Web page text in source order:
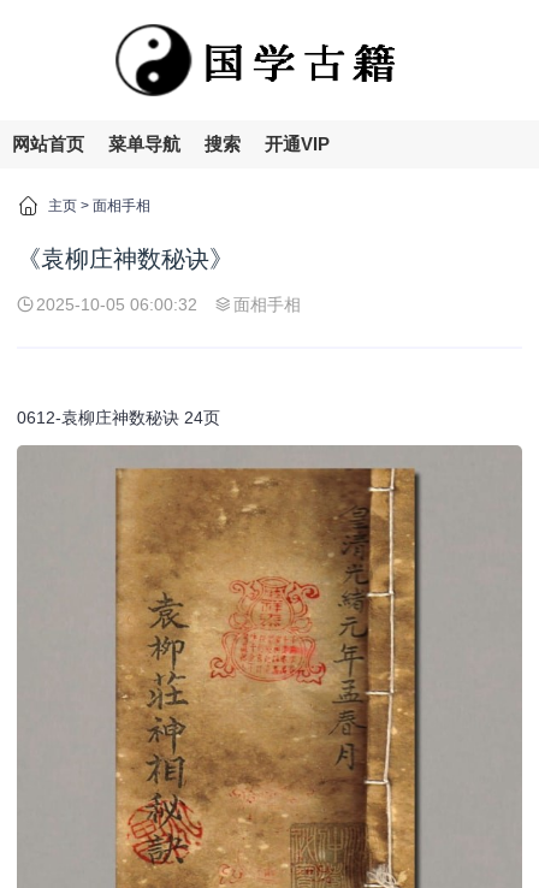
网站首页 菜单导航 搜索 开通VIP
主页 > 面相手相
《袁柳庄神数秘诀》
2025-10-05 06:00:32 面相手相
0612-袁柳庄神数秘诀 24页